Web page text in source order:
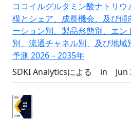
ココイルグルタミン酸ナトリ
模とシェア、成長機会、及び
ーション別、製品形態別、エ
別、流通チャネル別、及び地
予測 2026－2035年
SDKI Analyticsによる
in Jun